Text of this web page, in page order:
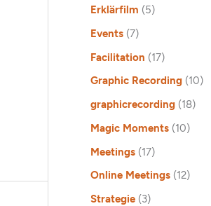
Erklärfilm (5)
Events(7)
Facilitation (17)
Graphic Recording(10)
graphicrecording(18)
Magic Moments(10)
Meetings(17)
Online Meetings(12)
Strategie(3)